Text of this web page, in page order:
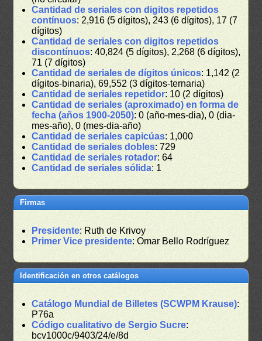
Cantidad de seriales con digitos repetidos
contínuos: 2,916 (5 dígitos), 243 (6 dígitos), 17 (7
dígitos)
Cantidad de seriales con digitos repetidos
discontínuos: 40,824 (5 dígitos), 2,268 (6 dígitos),
71 (7 dígitos)
Cantidad de seriales de dígitos únicos: 1,142 (2
dígitos-binaria), 69,552 (3 dígitos-ternaria)
Cantidad de seriales repetidor: 10 (2 dígitos)
Cantidad de seriales (aproximado) en forma de
fecha (años 1900-2050): 0 (año-mes-dia), 0 (dia-
mes-año), 0 (mes-dia-año)
Cantidad de seriales capicúas: 1,000
Cantidad de seriales dobles: 729
Cantidad de seriales rotador: 64
Cantidad de seriales sólida: 1
Firmas
Presidente: Ruth de Krivoy
Primer Vice presidente: Omar Bello Rodríguez
Identificación en otros catálogos
Catálogo Mundial de Billetes (SCWPM Krause):
P76a
Código cualitativo de Sergio Sucre:
bcv1000c/9403/24/e/8d